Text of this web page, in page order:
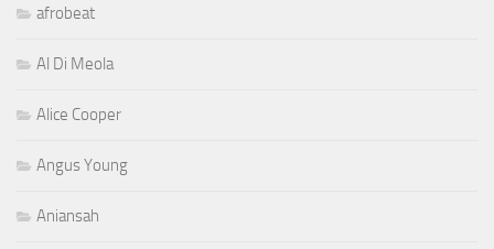
afrobeat
Al Di Meola
Alice Cooper
Angus Young
Aniansah